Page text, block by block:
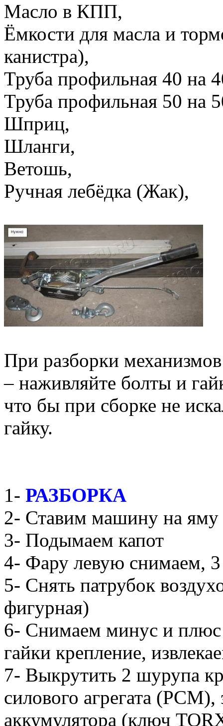
Масло в КПП,
Ёмкости для масла и
канистра),
Труба профильная 40 на
Труба профильная 50 на
Шприц,
Шланги,
Ветошь,
Ручная лебёдка (Жак),
При разборки
– наживляйте болты и
что бы при сборке не
гайку.
1- РАЗБОРКА
2- Ставим машину на
3- Подымаем капот
4- Фару левую снимаем,
5- Снять патрубок
фигурная)
6- Снимаем минус и плюс
гайки крепление,
7- Выкрутить 2 шурупа
силового агрегата (РСМ),
аккумулятора (ключ